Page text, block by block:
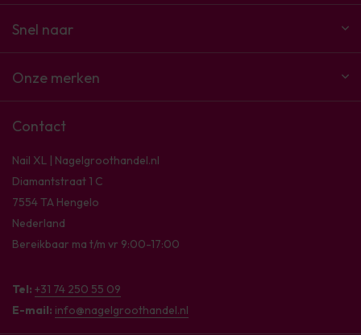
Snel naar
Onze merken
Contact
Nail XL | Nagelgroothandel.nl
Diamantstraat 1 C
7554 TA Hengelo
Nederland
Bereikbaar ma t/m vr 9:00-17:00
Tel: +31 74 250 55 09
E-mail: info@nagelgroothandel.nl